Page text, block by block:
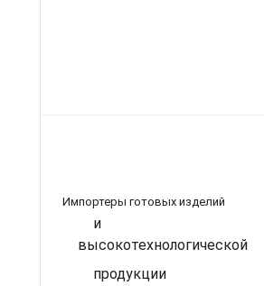
Импортеры готовых изделий
и
высокотехнологической
продукции